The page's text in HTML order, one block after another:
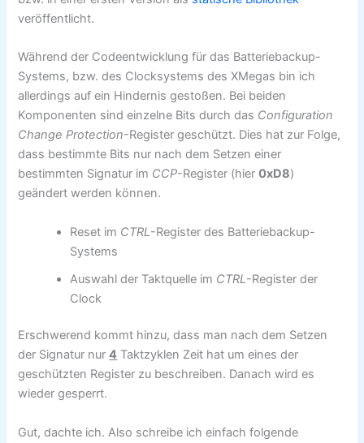
veröffentlicht.
Während der Codeentwicklung für das Batteriebackup-
Systems, bzw. des Clocksystems des XMegas bin ich
allerdings auf ein Hindernis gestoßen. Bei beiden
Komponenten sind einzelne Bits durch das Configuration
Change Protection-Register geschützt. Dies hat zur Folge,
dass bestimmte Bits nur nach dem Setzen einer
bestimmten Signatur im CCP-Register (hier0xD8)
geändert werden können.
Reset im CTRL -Register des Batteriebackup-
Systems
Auswahl der Taktquelle im CTRL -Register der
Clock
Erschwerend kommt hinzu, dass man nach dem Setzen
der Signatur nur4 Taktzyklen Zeit hat um eines der
geschützten Register zu beschreiben. Danach wird es
wieder gesperrt.
Gut, dachte ich. Also schreibe ich einfach folgende